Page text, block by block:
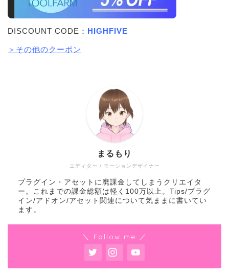
DISCOUNT CODE： HIGHFIVE
＞その他のクーポン
エディター / モーションデザイナー
まるもり
プラグイン・アセットに廃課金してしまうクリエイタ
ー。これまでの課金総額は軽く100万以上。Tips/プラグ
イン/アドオン/アセット関連について気ままに書いてい
ます。
＼ Follow me ／